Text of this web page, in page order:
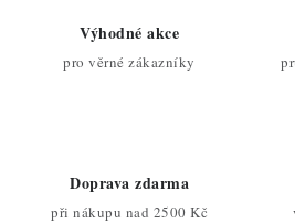
Výhodné akce
pro věrné zákazníky
Doprava zdarma
při nákupu nad 2500 Kč